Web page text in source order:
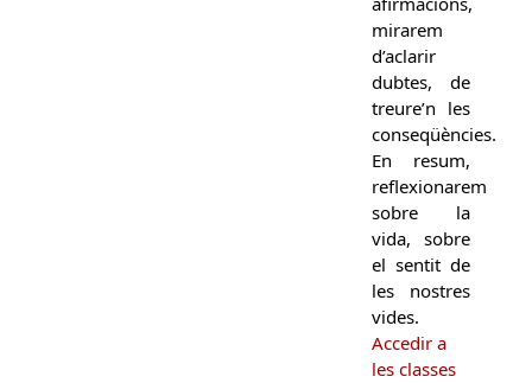
mirarem
d’aclarir
dubtes, de
treure’n les
conseqüències.
En resum,
reflexionarem
sobre la
vida, sobre
el sentit de
les nostres
vides.
Accedir a
les classes